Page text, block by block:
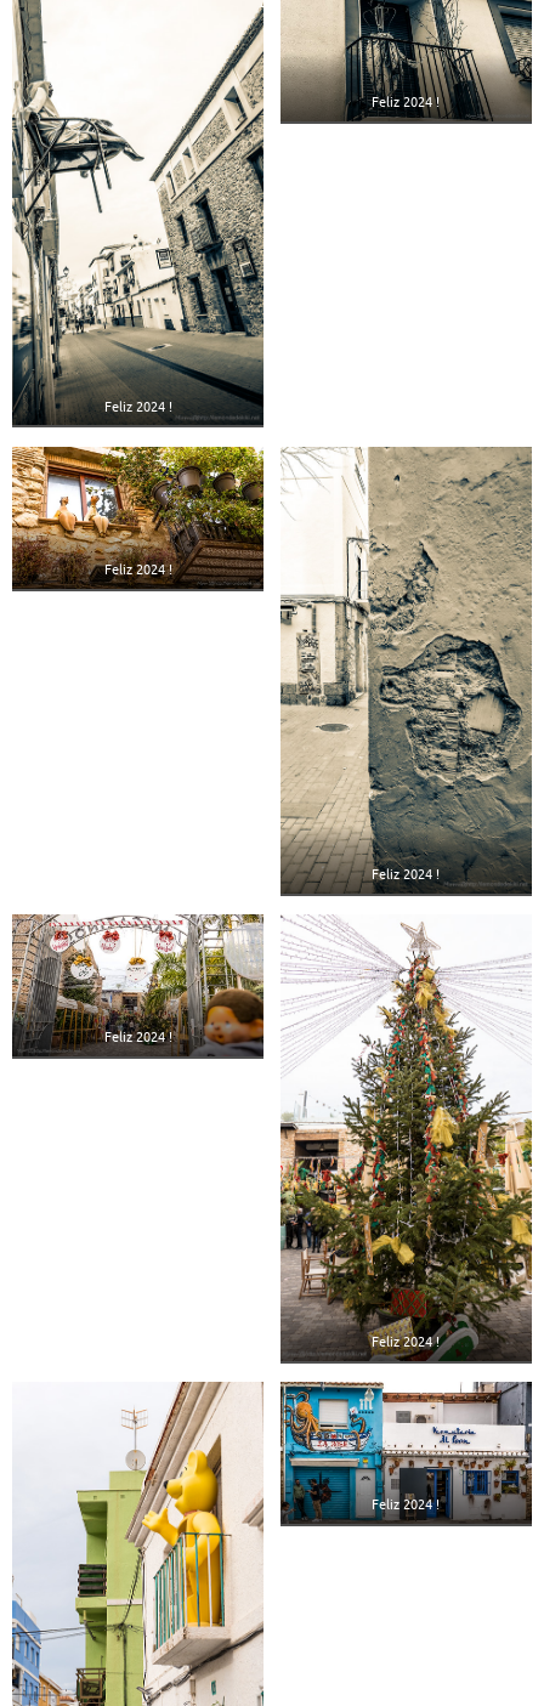
Feliz 2024 !
Feliz 2024 !
Feliz 2024 !
Feliz 2024 !
Feliz 2024 !
Feliz 2024 !
Feliz 2024 !